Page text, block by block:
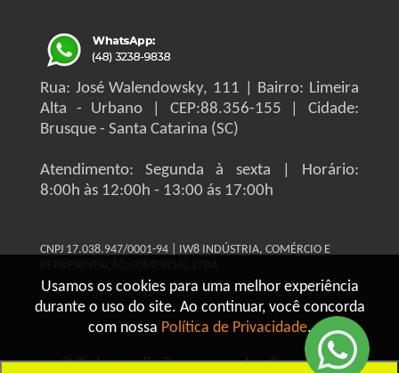
Usamos os cookies para uma melhor experiência
durante o uso do site. Ao continuar, você concorda
com nossa Política de Privacidade.
Rua: José Walendowsky, 111 | Bairro: Limeira
Alta - Urbano | CEP:88.356-155 | Cidade:
Brusque - Santa Catarina (SC)
Atendimento: Segunda à sexta | Horário:
8:00h às 12:00h - 13:00 ás 17:00h
CNPJ 17.038.947/0001-94 | IW8 INDÚSTRIA, COMÉRCIO E
© Todos os direitos reservados Grupo IW8